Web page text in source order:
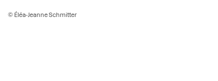
© Éléa-Jeanne Schmitter